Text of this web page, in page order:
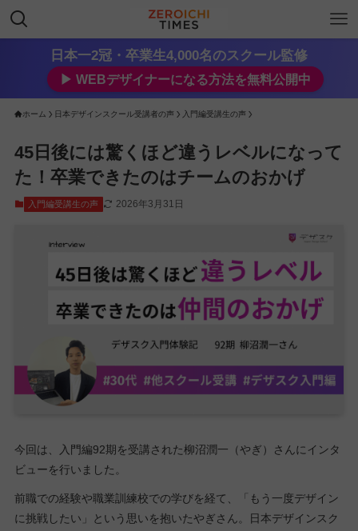
日本一2冠・卒業生4,000名のスクール監修
▶︎ WEBデザイナーになる方法を無料公開中
ホーム 日本デザインスクール受講者の声 入門編受講生の声
45日後には驚くほど違うレベルになって
た！卒業できたのはチームのおかげ
入門編受講生の声 2026年3月31日
今回は、入門編92期を受講された柳沼潤一（やぎ）さんにインタ
ビューを行いました。
前職での経験や職業訓練校での学びを経て、「もう一度デザイン
に挑戦したい」という思いを抱いたやぎさん。日本デザインスク